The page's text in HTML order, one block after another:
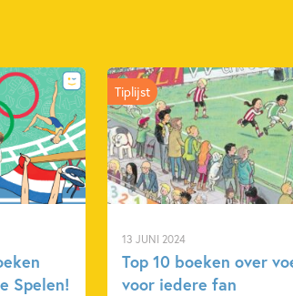
Dagelijks leven
Keir Radnedge
Spelen!
13 JUNI 2024
Top 10 boeken over
voor iedere fan
Tiplijst